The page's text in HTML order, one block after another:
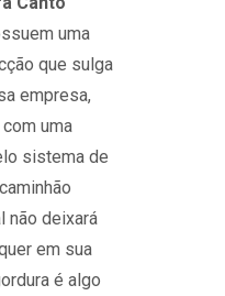
uma
que sulga
empresa,
uma
sistema de
não deixará
em sua
é algo